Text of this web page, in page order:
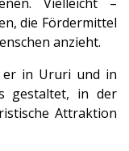
die Fördermittel
anzieht.
er in Ururi und in
gestaltet, in der
Attraktion